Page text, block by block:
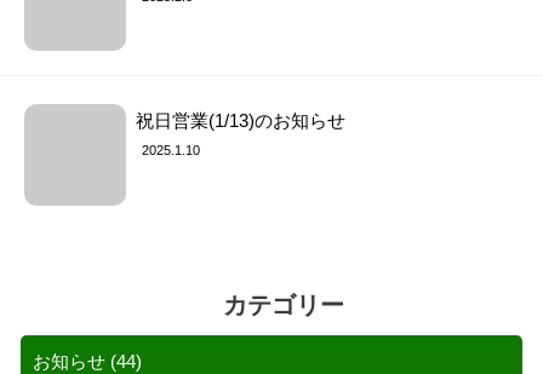
祝日営業(1/13)のお知らせ
2025.1.10
カテゴリー
お知らせ (44)